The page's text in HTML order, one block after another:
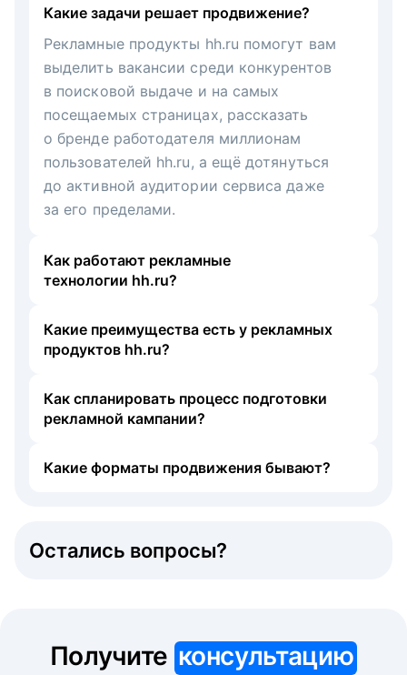
Какие задачи решает продвижение?
Рекламные продукты hh.ru помогут вам
выделить вакансии среди конкурентов
в поисковой выдаче и на самых
посещаемых страницах, рассказать
о бренде работодателя миллионам
пользователей hh.ru, а ещё дотянуться
до активной аудитории сервиса даже
за его пределами.
Как работают рекламные
технологии hh.ru?
Какие преимущества есть у рекламных
продуктов hh.ru?
Как спланировать процесс подготовки
рекламной кампании?
Какие форматы продвижения бывают?
Остались вопросы?
Получите консультацию